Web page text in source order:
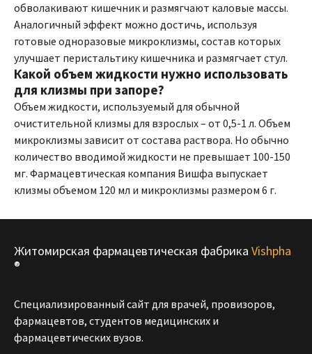
обволакивают кишечник и размягчают каловые массы.
Аналогичный эффект можно достичь, используя
готовые одноразовые микроклизмы, состав которых
улучшает перистальтику кишечника и размягчает стул.
Какой объем жидкости нужно использовать
для клизмы при запоре?
Объем жидкости, используемый для обычной
очистительной клизмы для взрослых – от 0,5-1 л. Объем
микроклизмы зависит от состава раствора. Но обычно
количество вводимой жидкости не превышает 100-150
мг. Фармацевтическая компания Вишфа выпускает
клизмы объемом 120 мл и микроклизмы размером 6 г.
Житомирская фармацевтическая фабрика Vishpha
®
Специализированный сайт для врачей, провизоров,
фармацевтов, студентов медицинских и
фармацевтических вузов.